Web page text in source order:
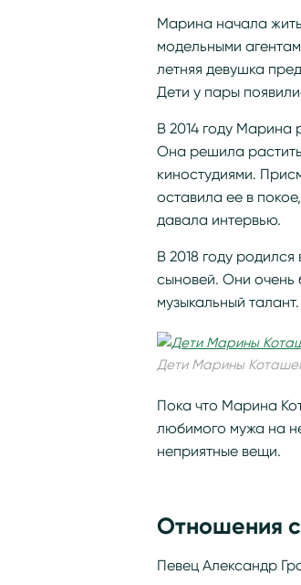
Марина начала
модельными
летняя девушка
Дети у пары
В 2014 году Марина
Она решила
киностудиями.
оставила ее в
давала интервью.
В 2018 году
сыновей. Они очень
музыкальный
Дети Марины
Пока что Марина
любимого мужа на
неприятные вещи.
Отношения
Певец Александр